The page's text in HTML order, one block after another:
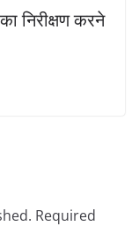
निरीक्षण करने
Required